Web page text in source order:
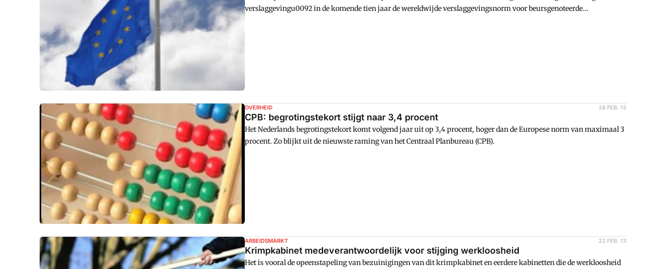
verslaggevingu0092 in de komende tien jaar de wereldwijde verslaggevingsnorm voor beursgenoteerde
OVERHEID 28 FEB. 13
CPB: begrotingstekort stijgt naar 3,4 procent
Het Nederlands begrotingstekort komt volgend jaar uit op 3,4 procent, hoger dan de Europese norm van maximaal 3
procent. Zo blijkt uit de nieuwste raming van het Centraal Planbureau (CPB).
ARBEIDSMARKT 22 FEB. 13
Krimpkabinet medeverantwoordelijk voor stijging werkloosheid
Het is vooral de opeenstapeling van bezuinigingen van dit krimpkabinet en eerdere kabinetten die de werkloosheid